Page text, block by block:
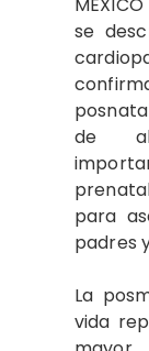
se
de
para
padres
La
vida